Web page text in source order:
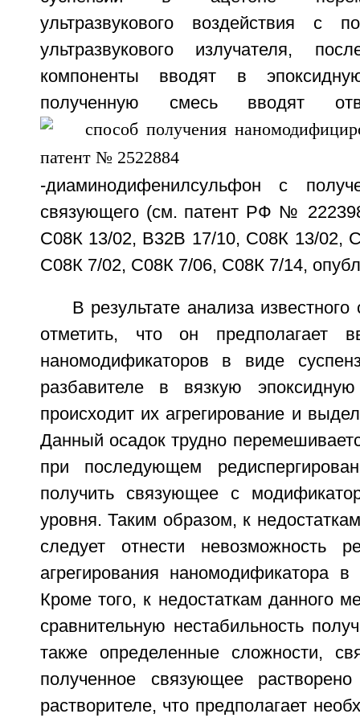
ультразвукового воздействия с
ультразвукового излучателя,
компоненты вводят в
полученную смесь вводят
-диаминодифенилсульфон с
связующего (см. патент РФ №
С08К 13/02, В32В 17/10, С08К 13/02,
С08К 7/02, С08К 7/06, С08К 7/14,
В результате анализа
отметить, что он предполагает
наномодификаторов в виде
разбавителе в вязкую
происходит их агрегирование и
Данный осадок трудно
при последующем
получить связующее с
уровня. Таким образом, к
следует отнести невозможность
агрегирования наномодификатора
Кроме того, к недостаткам данного
сравнительную нестабильность
также определенные сложности,
полученное связующее
растворителе, что предполагает